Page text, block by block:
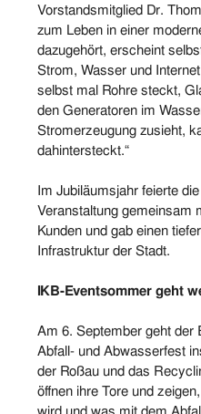
Vorstandsmitglied Dr.
zum Leben in einer
dazugehört, erscheint
Strom, Wasser und
selbst mal Rohre steckt,
den Generatoren im
Stromerzeugung zusieht,
dahintersteckt.“
Im Jubiläumsjahr feierte
Veranstaltung gemeinsam
Kunden und gab einen
Infrastruktur der Stadt.
IKB-Eventsommer geht
Am 6. September geht
Abfall- und Abwasserfest
der Roßau und das
öffnen ihre Tore und